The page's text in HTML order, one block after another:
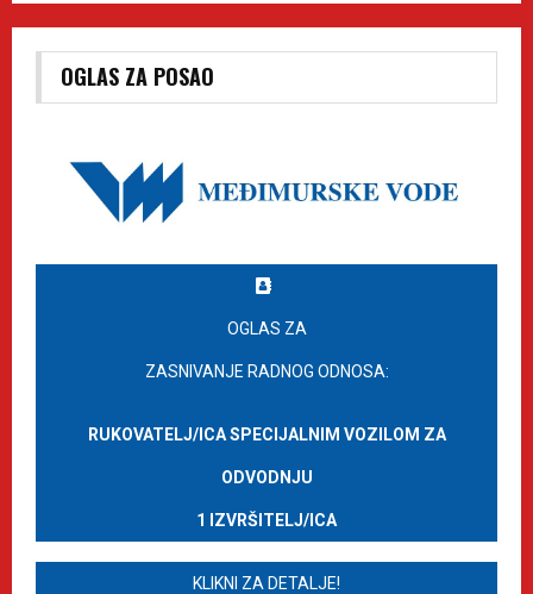
OGLAS ZA POSAO
OGLAS ZA
ZASNIVANJE RADNOG ODNOSA:
RUKOVATELJ/ICA SPECIJALNIM VOZILOM ZA
ODVODNJU
1 IZVRŠITELJ/ICA
KLIKNI ZA DETALJE!